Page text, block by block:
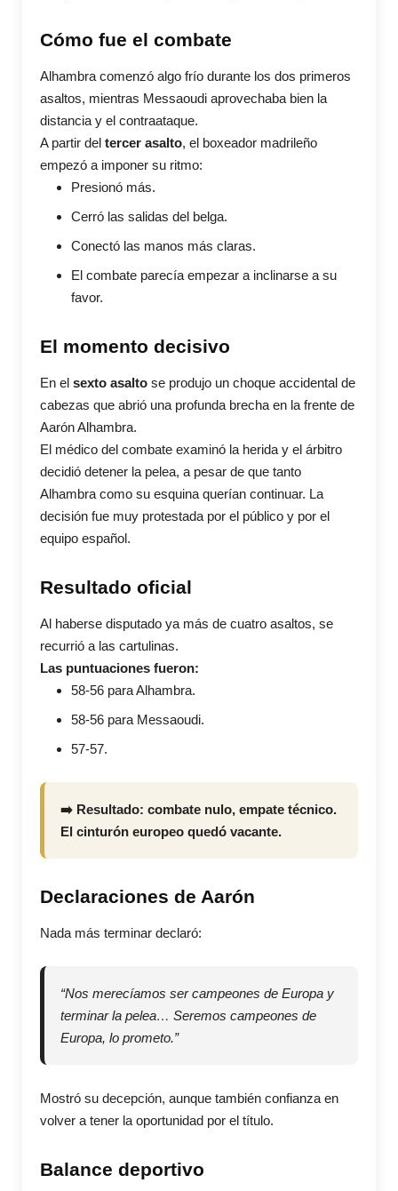
Cómo fue el combate
Alhambra comenzó algo frío durante los dos primeros
asaltos, mientras Messaoudi aprovechaba bien la
distancia y el contraataque.
A partir del tercer asalto, el boxeador madrileño
empezó a imponer su ritmo:
Presionó más.
Cerró las salidas del belga.
Conectó las manos más claras.
El combate parecía empezar a inclinarse a su
favor.
El momento decisivo
En el sexto asalto se produjo un choque accidental de
cabezas que abrió una profunda brecha en la frente de
Aarón Alhambra.
El médico del combate examinó la herida y el árbitro
decidió detener la pelea, a pesar de que tanto
Alhambra como su esquina querían continuar. La
decisión fue muy protestada por el público y por el
equipo español.
Resultado oficial
Al haberse disputado ya más de cuatro asaltos, se
recurrió a las cartulinas.
Las puntuaciones fueron:
58-56 para Alhambra.
58-56 para Messaoudi.
57-57.
➡️ Resultado: combate nulo, empate técnico.
El cinturón europeo quedó vacante.
Declaraciones de Aarón
Nada más terminar declaró:
“Nos merecíamos ser campeones de Europa y
terminar la pelea… Seremos campeones de
Europa, lo prometo.”
Mostró su decepción, aunque también confianza en
volver a tener la oportunidad por el título.
Balance deportivo